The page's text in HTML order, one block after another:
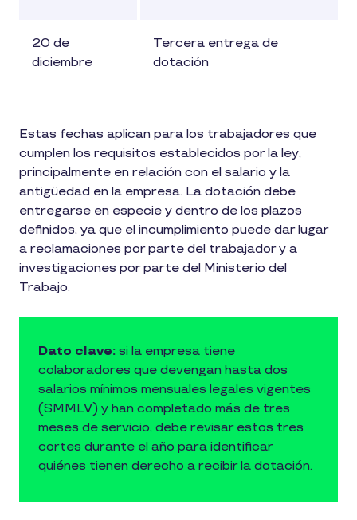
20 de
diciembre
Tercera entrega de
dotación
Estas fechas aplican para los trabajadores que
cumplen los requisitos establecidos por la ley,
principalmente en relación con el salario y la
antigüedad en la empresa. La dotación debe
entregarse en especie y dentro de los plazos
definidos, ya que el incumplimiento puede dar lugar
a reclamaciones por parte del trabajador y a
investigaciones por parte del Ministerio del
Trabajo.
Dato clave: si la empresa tiene
colaboradores que devengan hasta dos
salarios mínimos mensuales legales vigentes
(SMMLV) y han completado más de tres
meses de servicio, debe revisar estos tres
cortes durante el año para identificar
quiénes tienen derecho a recibir la dotación.